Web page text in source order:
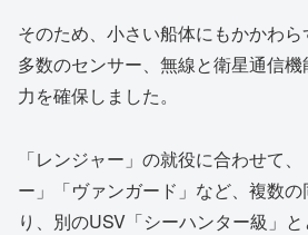
そのため、小さい船体にもかかわ
多数のセンサー、無線と衛星通信
力を確保しました。
「レンジャー」の就役に合わせて
ー」「ヴァンガード」など、複数
り、別のUSV「シーハンター級」